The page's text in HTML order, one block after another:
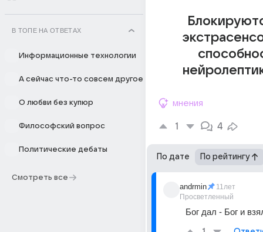
В ТОПЕ НА ОТВЕТАХ
Информационные технологии
А сейчас что-то совсем другое
О любви без купюр
Философский вопрос
Политические дебаты
Смотреть все
мнения
1 4
По дате По рейтингу
andrmin
Просветленный
11лет
Бог дал - Бог и